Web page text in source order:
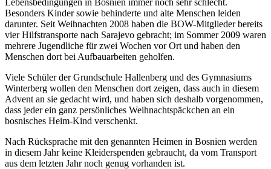
Besonders Kinder sowie behinderte und alte Menschen leiden
darunter. Seit Weihnachten 2008 haben die BOW-Mitglieder bereits
vier Hilfstransporte nach Sarajevo gebracht; im Sommer 2009 waren
mehrere Jugendliche für zwei Wochen vor Ort und haben den
Menschen dort bei Aufbauarbeiten geholfen.
Viele Schüler der Grundschule Hallenberg und des Gymnasiums
Winterberg wollen den Menschen dort zeigen, dass auch in diesem
Advent an sie gedacht wird, und haben sich deshalb vorgenommen,
dass jeder ein ganz persönliches Weihnachtspäckchen an ein
bosnisches Heim-Kind verschenkt.
Nach Rücksprache mit den genannten Heimen in Bosnien werden
in diesem Jahr keine Kleiderspenden gebraucht, da vom Transport
aus dem letzten Jahr noch genug vorhanden ist.